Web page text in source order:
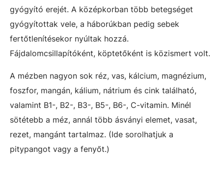
gyógyító erejét. A középkorban több betegséget
gyógyítottak vele, a háborúkban pedig sebek
fertőtlenítésekor nyúltak hozzá.
Fájdalomcsillapítóként, köptetőként is közismert volt.
A mézben nagyon sok réz, vas, kálcium, magnézium,
foszfor, mangán, kálium, nátrium és cink található,
valamint B1-, B2-, B3-, B5-, B6-, C-vitamin. Minél
sötétebb a méz, annál több ásványi elemet, vasat,
rezet, mangánt tartalmaz. (Ide sorolhatjuk a
pitypangot vagy a fenyőt.)